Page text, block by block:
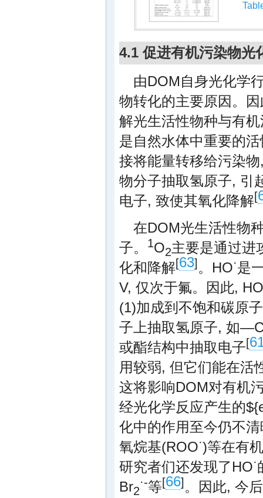
4.1 促进有机污染物光
由DOM自身光化学
物转化的主要原因。
解光生活性物种与有
是自然水体中重要的
接将能量转移给污染
物分子抽取氢原子, 引
电子, 致使其氧化降解[
在DOM光生活性物
子。
1O2主要是通过进
化和降解[63] 。HO·是
V, 仅次于氟。因此, HO
(1)加成到不饱和碳原
子上抽取氢原子, 如
或酯结构中抽取电子[
用较弱, 但它们能在活
这将影响DOM对有机
经光化学反应产生的
化中的作用至今仍不
氧烷基(ROO·)等在有
研究者们还发现了HO·
Br2
·-等[66] 。因此, 今